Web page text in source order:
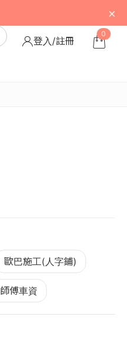
×
登入/註冊
0
歐巴施工(人字鋪)
師傅車資